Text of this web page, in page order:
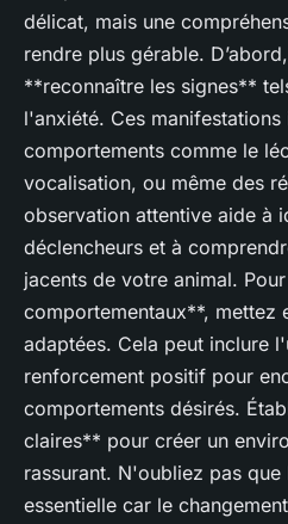
délicat, mais une
rendre plus gérable.
**reconnaître les signes**
l'anxiété. Ces manifestations
comportements comme le
vocalisation, ou même des
observation attentive aide à
déclencheurs et à
jacents de votre animal.
comportementaux**, mettez
adaptées. Cela peut inclure
renforcement positif pour
comportements désirés.
claires** pour créer un
rassurant. N'oubliez pas que
essentielle car le